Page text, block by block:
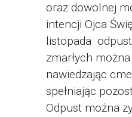
oraz dowolnej
intencji Ojca
listopada odpust
zmarłych
nawiedzając
spełniając
Odpust można